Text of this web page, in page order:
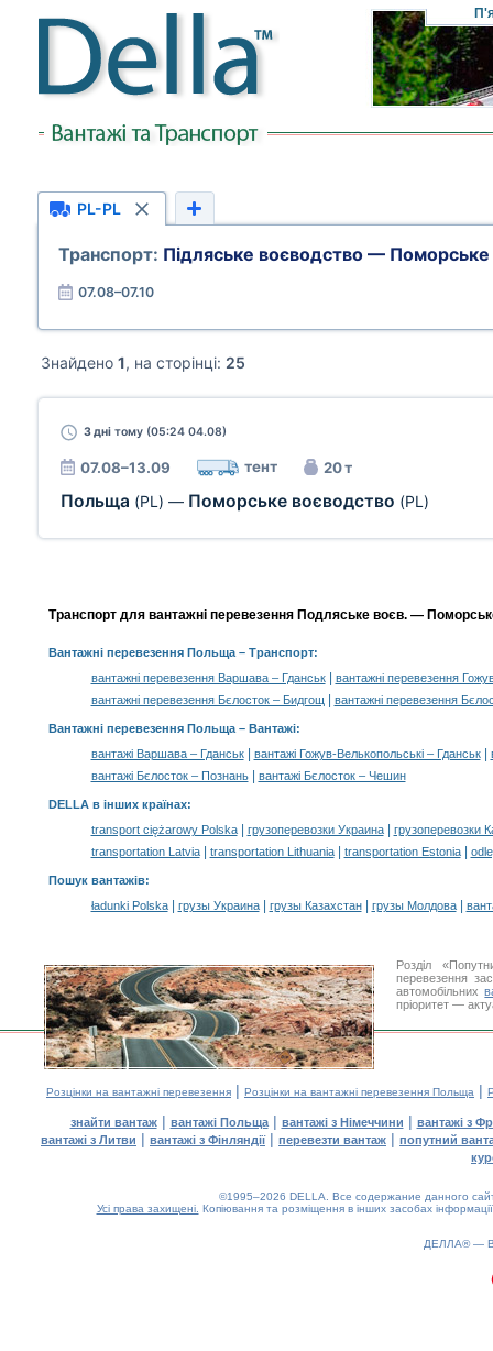
PL-PL
Транспорт: Підляське воєводство —
07.08–07.10
Знайдено 1, на сторінці: 25
3 дні тому (05:24 04.08)
07.08–13.09 тент 20 т
Польща (PL) — Поморське воєводство (PL)
Транспорт для вантажні перевезення Подляське воєв. — Поморське
Вантажні перевезення Польща– Транспорт:
вантажні перевезення Варшава – Гданськ|
вантажні перевезення
вантажні перевезення Бєлосток – Бидгощ| вантажні перевезення
Вантажні перевезення Польща – Вантажі:
вантажі Варшава – Гданськ| вантажі Гожув-Велькопольські – Гданськ|
вантажі Бєлосток – Познань| вантажі Бєлосток – Чешин
DELLA в інших країнах:
transport ciężarowy Polska| грузоперевозки Украина|
грузоперевозки
transportation Latvia| transportation Lithuania| transportation Estonia|
Пошук вантажів:
ładunki Polska| грузы Украина| грузы Казахстан| грузы Молдова|
Розділ
перевезення
автомобільних
пріоритет —
Розцінки на вантажні перевезення | Розцінки на вантажні перевезення Польща |
знайти вантаж| вантажі Польща| вантажі з Німеччини | вантажі з
вантажі з Литви | вантажі з Фінляндії| перевезти вантаж | попутний
©1995–2026 DELLA. Все содержание данного
Усі права захищені. Копіювання та розміщення в інших засобах
ДЕЛЛА® —